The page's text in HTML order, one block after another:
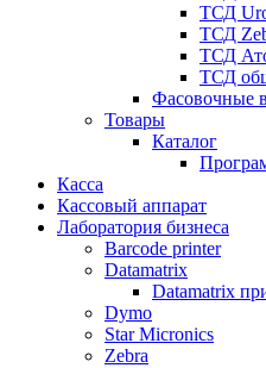
ТСД
ТСД
ТСД
ТСД
Фасовочные
Товары
Каталог
Касса
Кассовый аппарат
Лаборатория бизнеса
Barcode printer
Datamatrix
Datamatrix
Dymo
Star Micronics
Zebra